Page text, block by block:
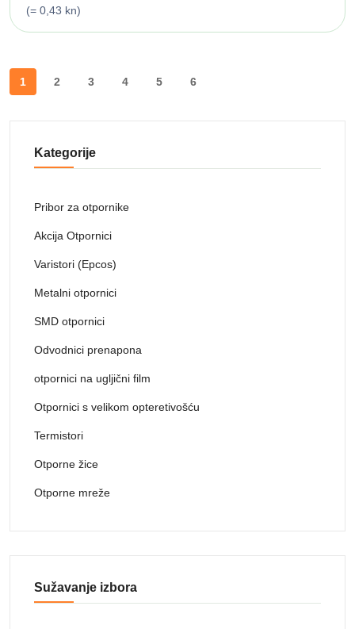
(= 0,43 kn)
1 2 3 4 5 6
Kategorije
Pribor za otpornike
Akcija Otpornici
Varistori (Epcos)
Metalni otpornici
SMD otpornici
Odvodnici prenapona
otpornici na ugljični film
Otpornici s velikom opteretivošću
Termistori
Otporne žice
Otporne mreže
Sužavanje izbora